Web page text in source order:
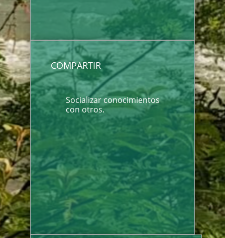
COMPARTIR
Socializar conocimientos
con otros.